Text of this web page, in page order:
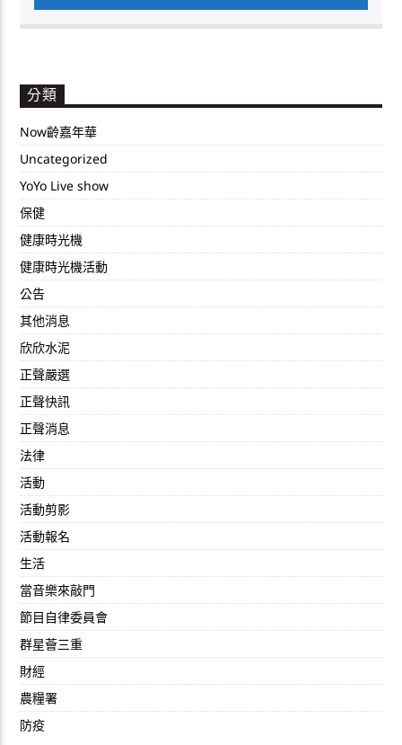
分類
Now齡嘉年華
Uncategorized
YoYo Live show
保健
健康時光機
健康時光機活動
公告
其他消息
欣欣水泥
正聲嚴選
正聲快訊
正聲消息
法律
活動
活動剪影
活動報名
生活
當音樂來敲門
節目自律委員會
群星薈三重
財經
農糧署
防疫